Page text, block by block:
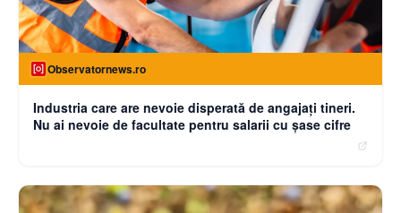
Observatornews.ro
Industria care are nevoie disperată de angajaţi tineri.
Nu ai nevoie de facultate pentru salarii cu şase cifre